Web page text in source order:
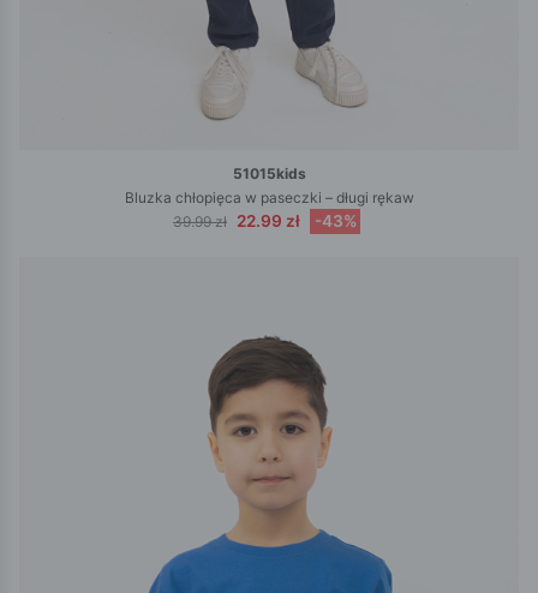
51015kids
Bluzka chłopięca w paseczki – długi rękaw
39.99 zł 22.99 zł -43%